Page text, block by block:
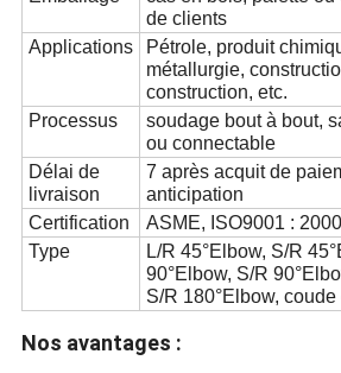
de clients
Applications
Pétrole, produit
métallurgie,
construction, etc.
Processus
soudage bout à bout,
ou connectable
Délai de
livraison
7 après acquit de
anticipation
Certification
ASME, ISO9001 : 2000
Type
L/R 45°Elbow, S/R
90°Elbow, S/R
S/R 180°Elbow,
Nos avantages :